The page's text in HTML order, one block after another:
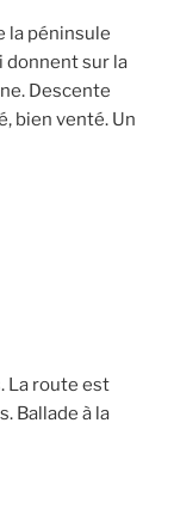
la péninsule
donnent sur la
Descente
bien venté. Un
La route est
Ballade à la